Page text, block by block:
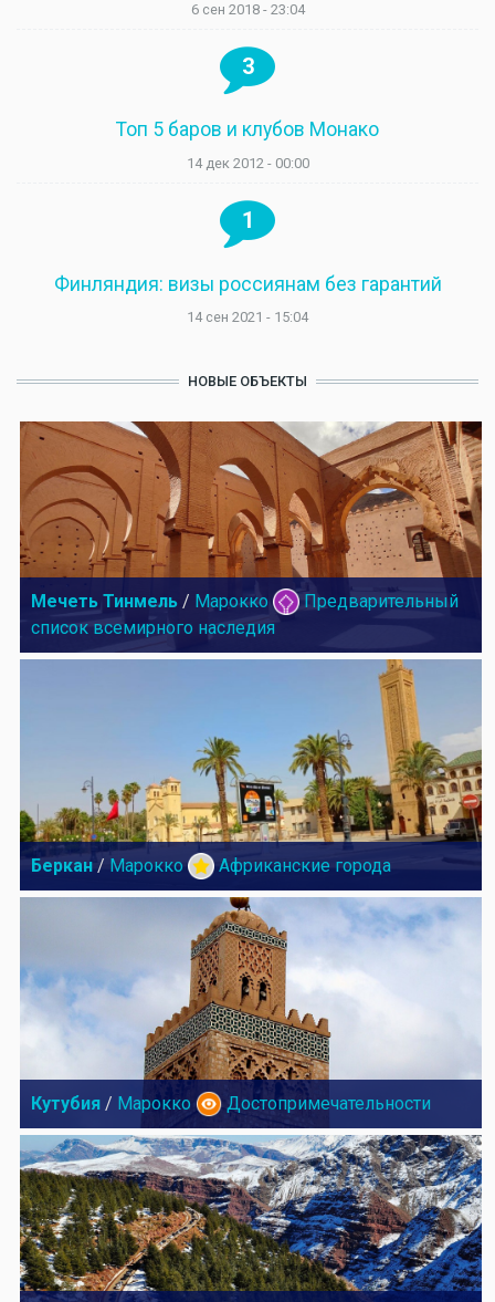
6 сен 2018 - 23:04
3
Топ 5 баров и клубов Монако
14 дек 2012 - 00:00
1
Финляндия: визы россиянам без гарантий
14 сен 2021 - 15:04
НОВЫЕ ОБЪЕКТЫ
Мечеть Тинмель / Марокко
Предварительный
список всемирного наследия
Беркан / Марокко Африканские города
Кутубия / Марокко Достопримечательности